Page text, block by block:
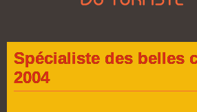
Spécialiste des belles
2004